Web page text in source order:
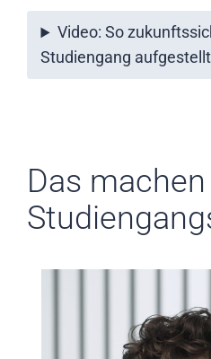
Video: So
Studiengang aufgestellt
Das